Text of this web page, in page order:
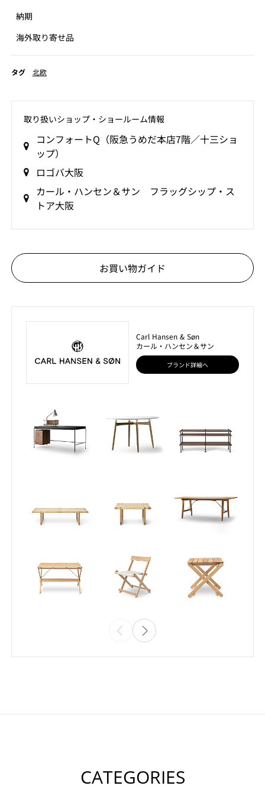
納期
海外取り寄せ品
タグ 北欧
取り扱いショップ‧ショールーム情報
コンフォートQ（阪急うめだ本店7階／十三ショ
ップ）
ロゴバ大阪
カール・ハンセン＆サン フラッグシップ・ス
トア大阪
お買い物ガイド
Carl Hansen & Søn
カール・ハンセン＆サン
ブランド詳細へ
CATEGORIES